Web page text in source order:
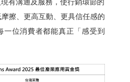
有溝通及服務，使行銷環節的
擦、更高互動、更具信任感的
一位消費者都能真正「感受到